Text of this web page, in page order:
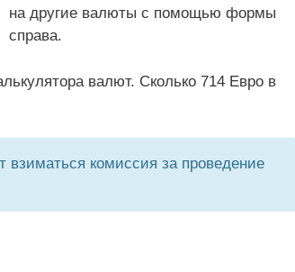
на другие валюты с помощью формы
справа.
валют. Сколько 714 Евро в
комиссия за проведение